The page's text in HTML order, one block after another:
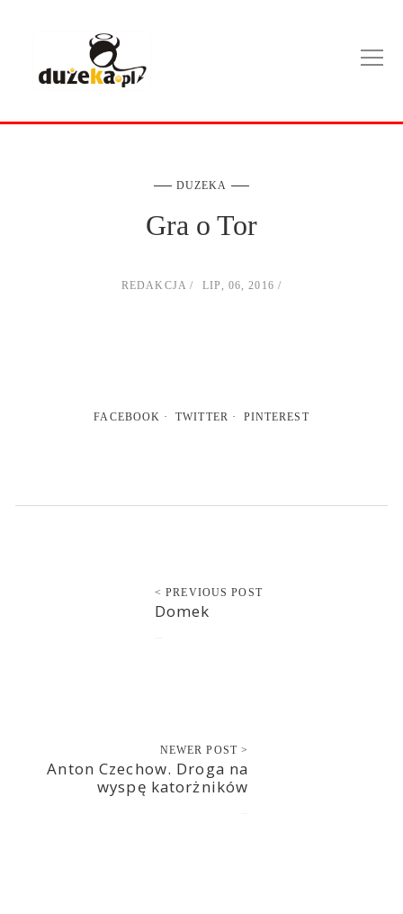
DUZEKA
Gra o Tor
REDAKCJA LIP, 06, 2016
FACEBOOK TWITTER PINTEREST
< PREVIOUS POST
Domek
NEWER POST >
Anton Czechow. Droga na
wyspę katorżników